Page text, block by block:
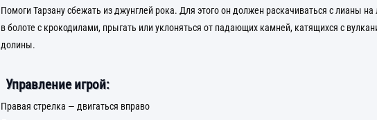
Помоги Тарзану сбежать из джунглей рока. Для этого он должен раскачиваться с лианы
в болоте с крокодилами, прыгать или уклоняться от падающих камней, катящихся с
долины.
Управление игрой:
Правая стрелка — двигаться вправо